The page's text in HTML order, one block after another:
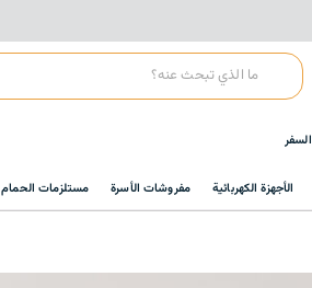
السفر
الأجهزة الكهربائية مفروشات الأسرة مستلزمات الحمام